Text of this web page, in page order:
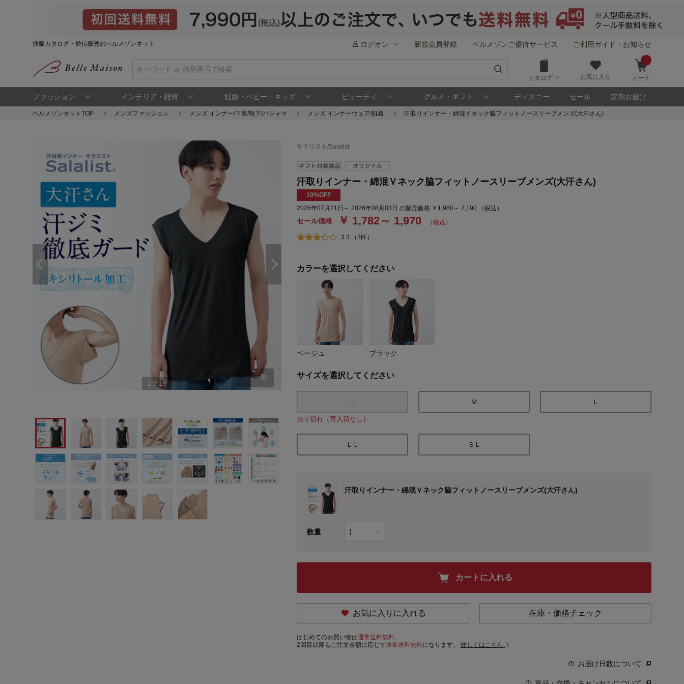
通販カタログ・通信販売のベルメゾンネット ログオン 新規会員登録 ベルメゾンご優待サービス ご利用ガイド・お知らせ
カタログ お気に入り カート
ファッション インテリア・雑貨 妊娠・ベビー・キッズ ビューティ グルメ・ギフト ディズニー セール 定期お届け
ベルメゾンネットTOP メンズファッション メンズ インナー/下着/靴下/パジャマ メンズ インナーウェア/肌着 汗取りインナー・綿混Ｖネック脇フィットノースリーブメンズ(大汗さん)
1 / 19
一覧
サラリスト/Salalist
汗取りインナー・綿混Ｖネック脇フィットノースリーブメンズ(大汗さん)
10%OFF
2026年07月21日～ 2026年08月03日 の販売価格 ￥1,980～ 2,190 （税込）
セール価格 ￥ 1,782～ 1,970 （税込）
3.3 （3件）
カラーを選択してください
ベージュ ブラック
サイズを選択してください
売り切れ（再入荷なし）
Ｍ Ｌ
ＬＬ ３Ｌ
汗取りインナー・綿混Ｖネック脇フィットノースリーブメンズ(大汗さん)
数量
カートに入れる
お気に入りに入れる 在庫・価格チェック
はじめてのお買い物は通常送料無料。
2回目以降もご注文金額に応じて通常送料無料になります。詳しくはこちら
お届け日数について